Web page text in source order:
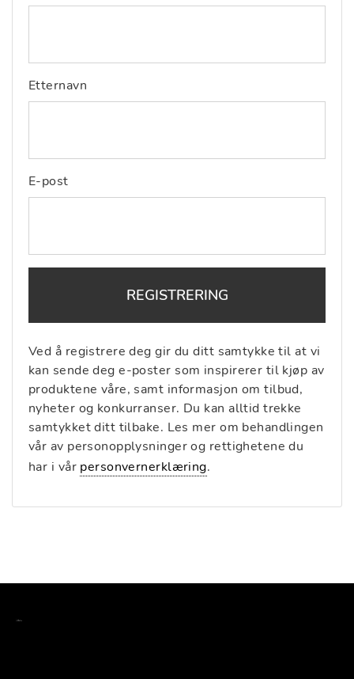
Etternavn
E-post
REGISTRERING
Ved å registrere deg gir du ditt samtykke til at vi
kan sende deg e-poster som inspirerer til kjøp av
produktene våre, samt informasjon om tilbud,
nyheter og konkurranser. Du kan alltid trekke
samtykket ditt tilbake. Les mer om behandlingen
vår av personopplysninger og rettighetene du
har i vår personvernerklæring.